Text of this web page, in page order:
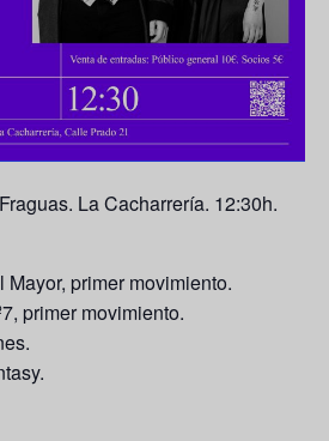
La Cacharrería. 12:30h.
primer movimiento.
primer movimiento.